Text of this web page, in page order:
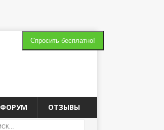
Cпросить бесплатно!
ФОРУМ ОТЗЫВЫ